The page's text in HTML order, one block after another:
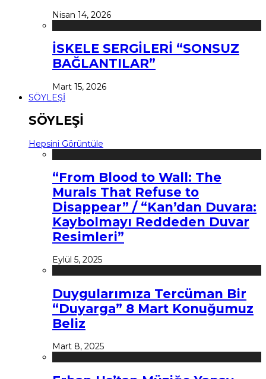
Nisan 14, 2026
İSKELE SERGİLERİ “SONSUZ
BAĞLANTILAR”
Mart 15, 2026
SÖYLEŞİ
SÖYLEŞİ
Hepsini Görüntüle
“From Blood to Wall: The
Murals That Refuse to
Disappear” / “Kan’dan Duvara:
Kaybolmayı Reddeden Duvar
Resimleri”
Eylül 5, 2025
Duygularımıza Tercüman Bir
“Duyarga” 8 Mart Konuğumuz
Beliz
Mart 8, 2025